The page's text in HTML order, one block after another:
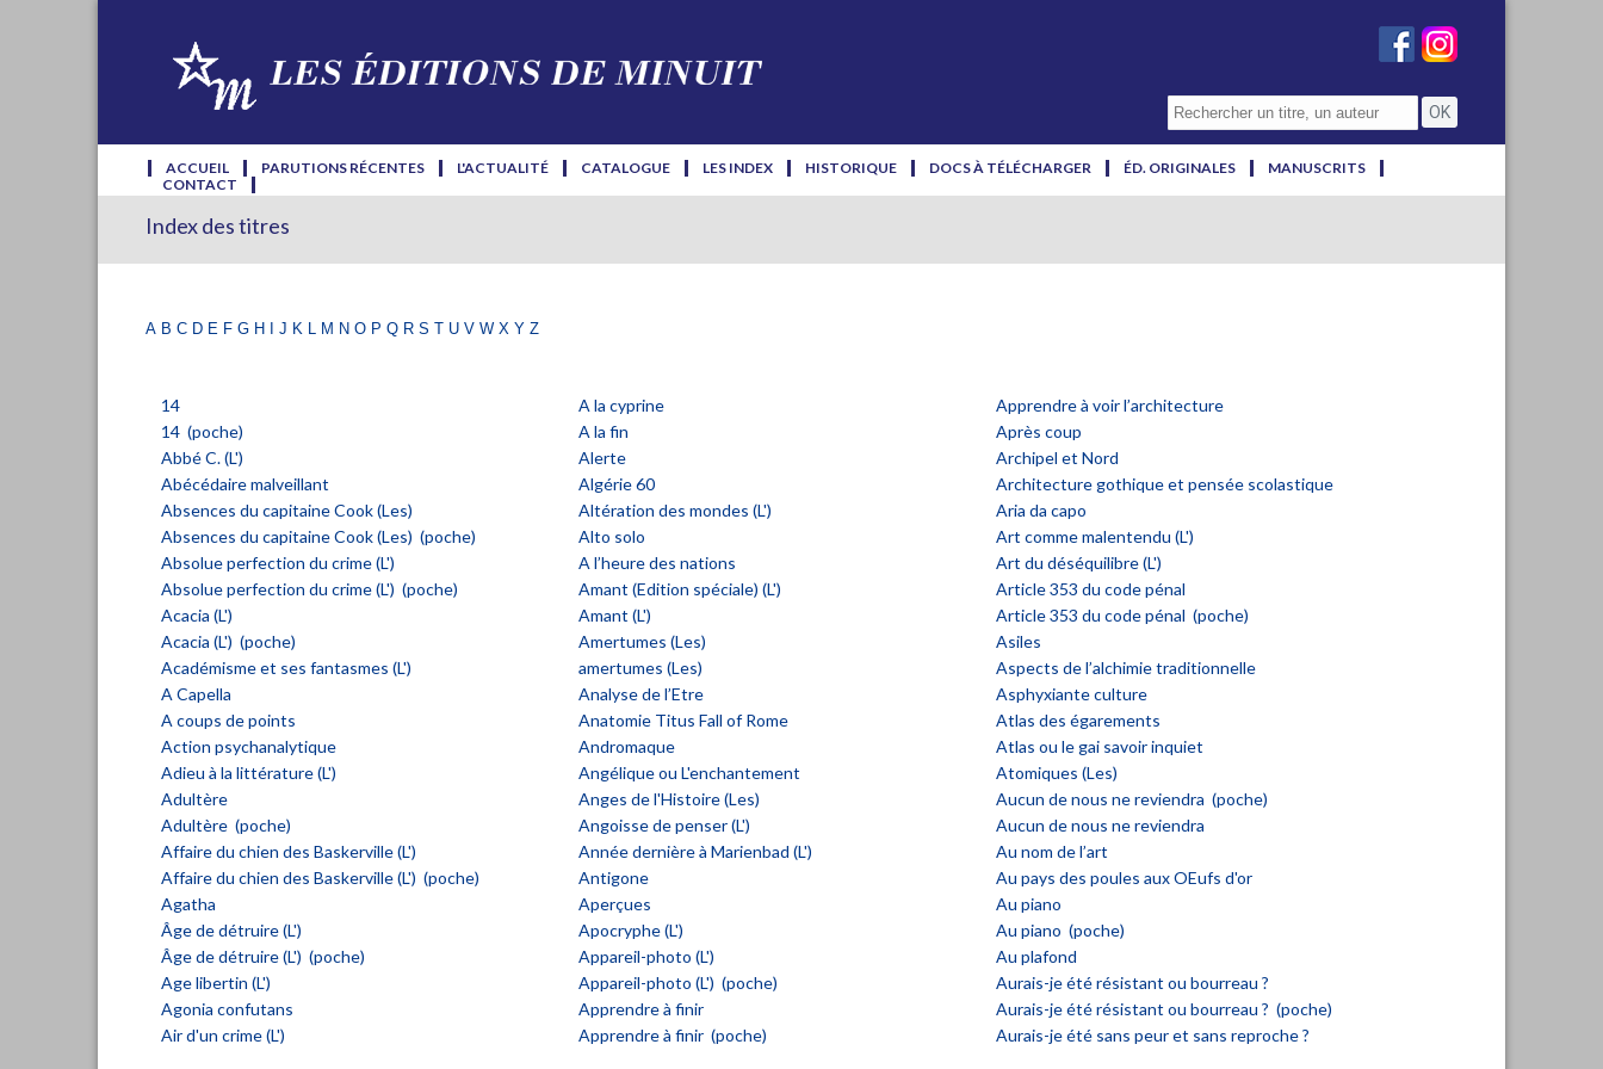
ACCUEIL PARUTIONS RÉCENTES L'ACTUALITÉ CATALOGUE LES INDEX HISTORIQUE DOCS À TÉLÉCHARGER ÉD. ORIGINALES
MANUSCRITS
CONTACT
Index des titres
a b c d e fg h i j k l m no p q rs t uvwx yz
14 A la cyprine
Apprendre à voir l’architecture
14 (poche)
A la fin
Après coup
Abbé C. (L')
Alerte Archipel et Nord
Abécédaire malveillant
Algérie 60
Architecture gothique et pensée scolastique
Absences du capitaine Cook (Les)
Altération des mondes (L')
Aria da capo
Absences du capitaine Cook (Les) (poche)
Alto solo
Art comme malentendu (L')
Absolue perfection du crime (L')
A l’heure des nations
Art du déséquilibre (L')
Absolue perfection du crime (L') (poche)
Amant (Edition spéciale) (L')
Article 353 du code pénal
Acacia (L')
Amant (L')
Article 353 du code pénal (poche)
Acacia (L') (poche)
Amertumes (Les)
Asiles
Académisme et ses fantasmes (L')
amertumes (Les)
Aspects de l’alchimie traditionnelle
A Capella
Analyse de l’Etre
Asphyxiante culture
A coups de points
Anatomie Titus Fall of Rome
Atlas des égarements
Action psychanalytique
Andromaque
Atlas ou le gai savoir inquiet
Adieu à la littérature (L')
Angélique ou L'enchantement
Atomiques (Les)
Adultère
Anges de l'Histoire (Les)
Aucun de nous ne reviendra (poche)
Adultère (poche)
Angoisse de penser (L')
Aucun de nous ne reviendra
Affaire du chien des Baskerville (L')
Année dernière à Marienbad (L')
Au nom de l’art
Affaire du chien des Baskerville (L') (poche)
Antigone
Au pays des poules aux OEufs d'or
Agatha
Aperçues
Au piano
Âge de détruire (L')
Apocryphe (L')
Au piano (poche)
Âge de détruire (L') (poche)
Appareil-photo (L')
Au plafond
Age libertin (L')
Appareil-photo (L') (poche)
Aurais-je été résistant ou bourreau ?
Agonia confutans
Apprendre à finir
Aurais-je été résistant ou bourreau ? (poche)
Air d'un crime (L')
Apprendre à finir (poche) Aurais-je été sans peur et sans reproche ?